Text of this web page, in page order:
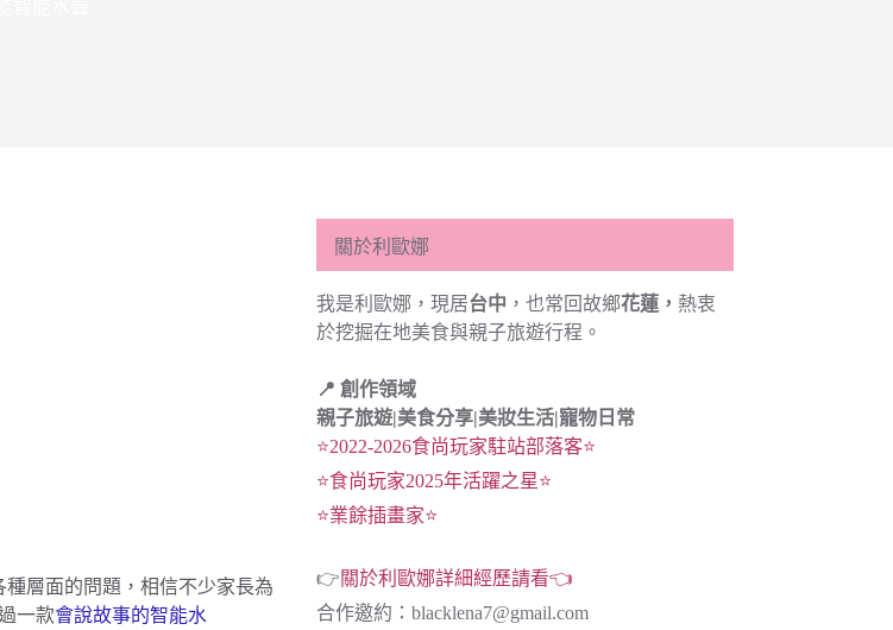
層面的問題，相信不少家長為
一款會說故事的智能水
關於利歐娜
我是利歐娜，現居台中 ，也常回故鄉花蓮， 熱衷
於挖掘在地美食與親子旅遊行程。
📍 創作領域
親子旅遊|美食分享|美妝生活|寵物日常
⭐2022-2026食尚玩家駐站部落客⭐
⭐食尚玩家2025年活躍之星⭐
⭐業餘插畫家⭐
👉關於利歐娜詳細經歷請看👈
合作邀約： blacklena7@gmail.com